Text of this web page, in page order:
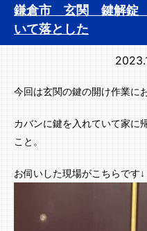
鎌倉市 玄関 鍵解錠
いて落とした
今回は玄関の鍵の開け作業に
カバンに鍵を入れていて家に
こと。
お伺いした現場がこちらです↓